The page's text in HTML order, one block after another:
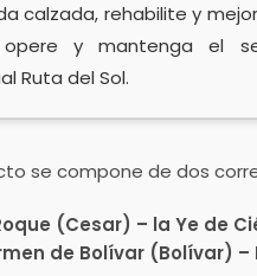
calzada, rehabilite y
opere y mantenga el
Ruta del Sol.
se compone de dos
(Cesar) – la Ye de
de Bolívar (Bolívar)